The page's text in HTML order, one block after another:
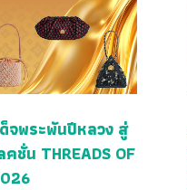
จพระพันปีหลวง สู่
ชั่น THREADS OF